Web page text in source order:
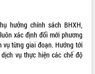
hưởng chính sách BHXH,
xác định đổi mới phương
vụ từng giai đoạn. Hướng tới
vụ thực hiện các chế độ